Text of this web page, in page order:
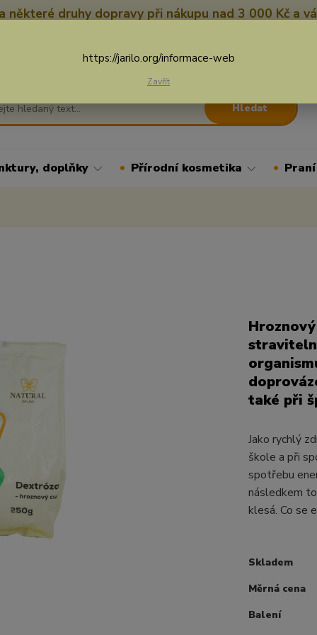
některé druhy dopravy při nákupu nad 3 000 Kč a
Hledat
doplňky Přírodní kosmetika
také při
Jako rychlý
škole a při
spotřebu
následkem
klesá. Co se
Skladem
Měrná cena
Balení
https://jarilo.org/informace-web
Zavřít